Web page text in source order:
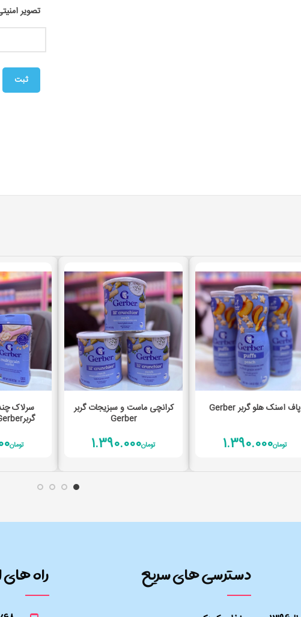
تصویر
افزودن به سبد خرید
پاف اسنک هلو گربر Gerber
تومان1.390.000
افزودن به سبد خرید
کرانچی ماست و سبزیجات گربر
Gerber
تومان1.390.000
سرلاک
گربرGerber مناسب 6+ماه
تومان
راه دسترسی های سریع